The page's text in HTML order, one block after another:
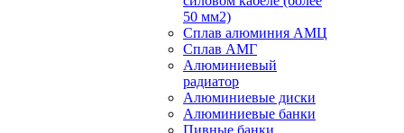
50 мм2)
Сплав алюминия АМЦ
Сплав АМГ
Алюминиевый
радиатор
Алюминиевые диски
Алюминиевые банки
Пивные банки